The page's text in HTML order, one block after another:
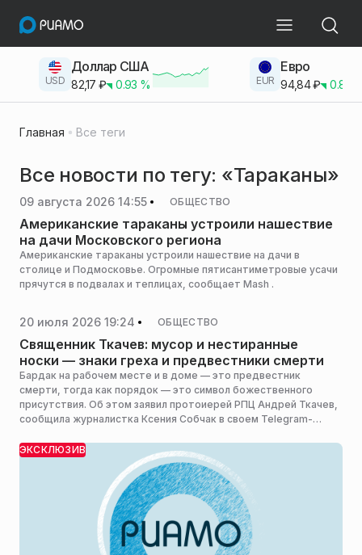
USD
Доллар США
82,17 ₽ 0.93 % EUR
Евро
94,84₽ 0.83
Главная Все теги
Все новости по тегу: «Тараканы»
09 августа 2026 14:55 ОБЩЕСТВО
Американские тараканы устроили нашествие
на дачи Московского региона
Американские тараканы устроили нашествие на дачи в
столице и Подмосковье. Огромные пятисантиметровые усачи
прячутся в подвалах и теплицах, сообщает Mash .
20 июля 2026 19:24 ОБЩЕСТВО
Священник Ткачев: мусор и нестиранные
носки — знаки греха и предвестники смерти
Бардак на рабочем месте и в доме — это предвестник
смерти, тогда как порядок — это символ божественного
присутствия. Об этом заявил протоиерей РПЦ Андрей Ткачев,
сообщила журналистка Ксения Собчак в своем Telegram-
ЭКСКЛЮЗИВ